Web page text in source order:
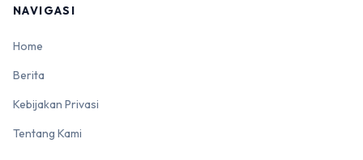
NAVIGASI
Home
Berita
Kebijakan Privasi
Tentang Kami